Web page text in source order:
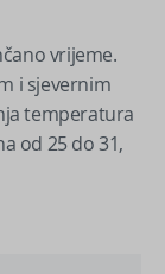
vrijeme.
i sjevernim
temperatura
od 25 do 31,